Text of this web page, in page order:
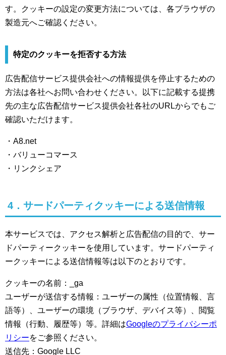
す。クッキーの設定の変更方法については、各ブラウザの
製造元へご確認ください。
特定のクッキーを拒否する方法
広告配信サービス提供会社への情報提供を停止するための
方法は各社へお問い合わせください。以下に記載する提携
先の主な広告配信サービス提供会社各社のURLからでもご
確認いただけます。
・A8.net
・バリューコマース
・リンクシェア
4．サードパーティクッキーによる送信情報
本サービスでは、アクセス解析と広告配信の目的で、サー
ドパーティークッキーを使用しています。サードパーティ
ークッキーによる送信情報等は以下のとおりです。
クッキーの名前：_ga
ユーザーが送信する情報：ユーザーの属性（位置情報、言
語等）、ユーザーの環境（ブラウザ、デバイス等）、閲覧
情報（行動、履歴等）等。詳細はGoogleのプライバシーポ
リシーをご参照ください。
送信先：Google LLC